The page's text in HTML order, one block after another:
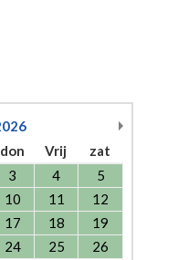
don Vrij
zat
3 4
5
10 11
12
17 18
19
24 25
26